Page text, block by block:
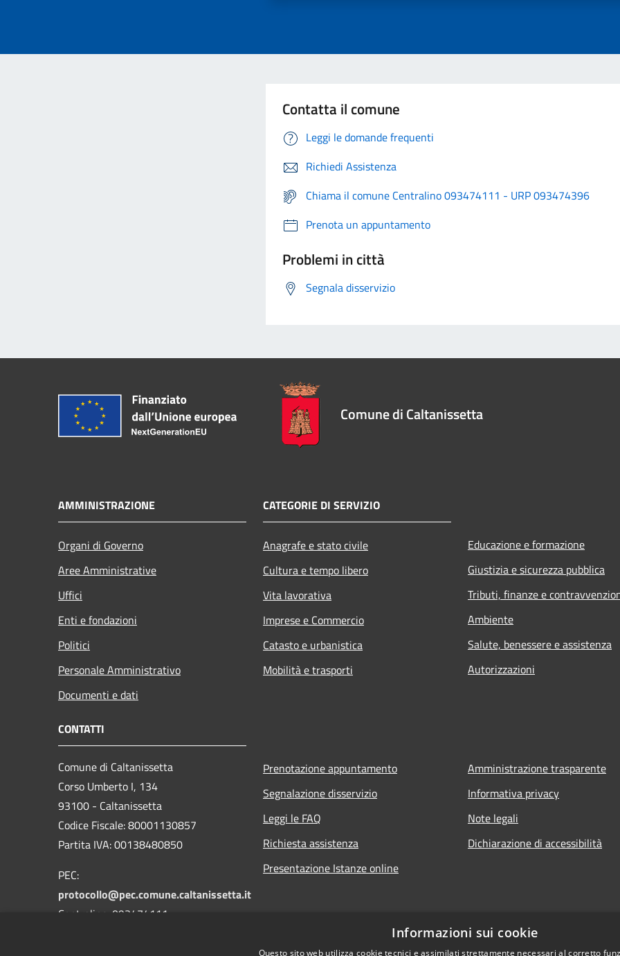
Contatta il comune
Leggi le domande frequenti
Richiedi Assistenza
Chiama il comune Centralino 093474111 - URP 093474396
Prenota un appuntamento
Problemi in città
Segnala disservizio
Comune di Caltanissetta
AMMINISTRAZIONE
Organi di Governo
Aree Amministrative
Uffici
Enti e fondazioni
Politici
Personale Amministrativo
Documenti e dati
CATEGORIE DI SERVIZIO
Anagrafe e stato civile
Cultura e tempo libero
Vita lavorativa
Imprese e Commercio
Catasto e urbanistica
Mobilità e trasporti
Educazione e formazione
Giustizia e sicurezza pubblica
Tributi, finanze e
Ambiente
Salute, benessere e assistenza
Autorizzazioni
CONTATTI
Comune di Caltanissetta
Corso Umberto I, 134
93100 - Caltanissetta
Codice Fiscale: 80001130857
Partita IVA: 00138480850
PEC:
protocollo@pec.comune.caltanissetta.it
Centralino: 093474111
Prenotazione appuntamento
Segnalazione disservizio
Leggi le FAQ
Richiesta assistenza
Presentazione Istanze online
Amministrazione trasparente
Informativa privacy
Note legali
Dichiarazione di accessibilità
Informazioni sui cookie
Questo sito web utilizza cookie tecnici e assimilati strettamente necessari al corretto